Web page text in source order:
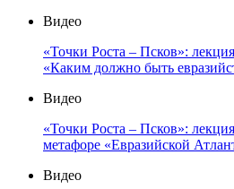
Видео
«Точки Роста – Псков»:
«Каким должно быть
Видео
«Точки Роста – Псков»:
метафоре «Евразийской
Видео